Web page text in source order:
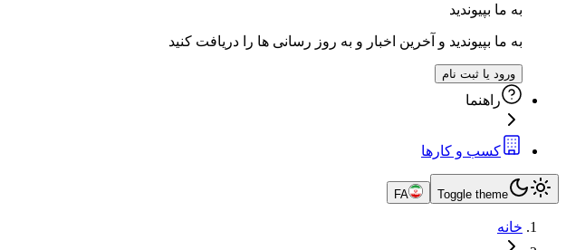
به ما بپیوندید
به ما بپیوندید و آخرین اخبار و به روز رسانی ها را دریافت کنید
ورود یا ثبت نام
راهنما
کسب و کارها
Toggle theme
FA
خانه